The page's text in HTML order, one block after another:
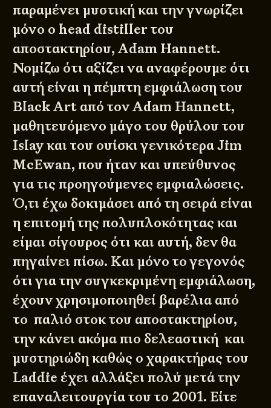
παραμένει μυστική και την γνωρίζει
μόνο ο head distiller του
αποστακτηρίου, Adam Hannett.
Νομίζω ότι αξίζει να αναφέρουμε ότι
αυτή είναι η πέμπτη εμφιάλωση του
Black Art από τον Adam Hannett,
μαθητευόμενο μάγο του θρύλου του
Islay και του ουίσκι γενικότερα Jim
McEwan, που ήταν και υπεύθυνος
για τις προηγούμενες εμφιαλώσεις.
Ό,τι έχω δοκιμάσει από τη σειρά είναι
η επιτομή της πολυπλοκότητας και
είμαι σίγουρος ότι και αυτή, δεν θα
πηγαίνει πίσω. Και μόνο το γεγονός
ότι για την συγκεκριμένη εμφιάλωση,
έχουν χρησιμοποιηθεί βαρέλια από
το παλιό στοκ του αποστακτηρίου,
την κάνει ακόμα πιο δελεαστική και
μυστηριώδη καθώς ο χαρακτήρας του
Laddie έχει αλλάξει πολύ μετά την
επαναλειτουργία του το 2001. Είτε